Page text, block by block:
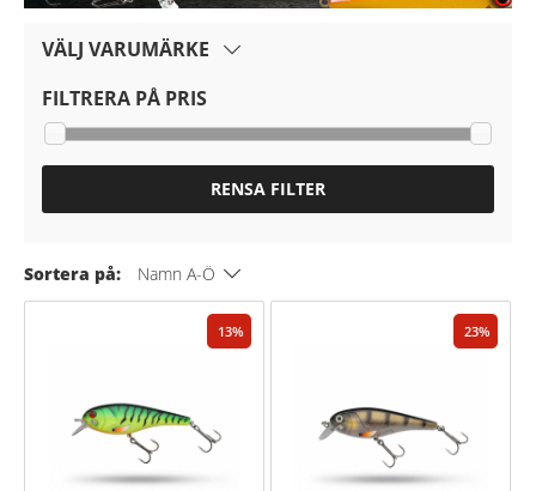
VÄLJ VARUMÄRKE
FILTRERA PÅ PRIS
RENSA FILTER
Sortera på: Namn A-Ö
13 23